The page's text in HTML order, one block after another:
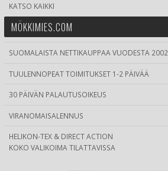
KATSO KAIKKI
MÖKKIMIES.COM
SUOMALAISTA NETTIKAUPPAA VUODESTA 2002
TUULENNOPEAT TOIMITUKSET 1-2 PÄIVÄÄ
30 PÄIVÄN PALAUTUSOIKEUS
VIRANOMAISALENNUS
HELIKON-TEX & DIRECT ACTION
KOKO VALIKOIMA TILATTAVISSA